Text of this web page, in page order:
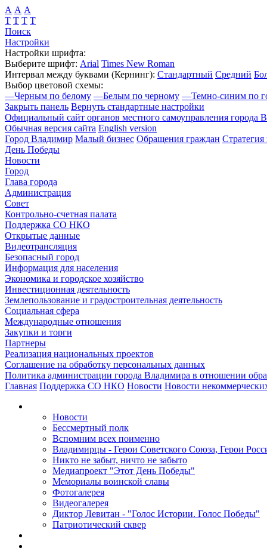
А А А
Т Т Т Т
Поиск
Настройки
Настройки шрифта:
Выберите шрифт: Arial Times New Roman
Интервал между буквами (Кернинг): Стандартный Средний
Выбор цветовой схемы:
—Черным по белому —Белым по черному —Темно-синим по
Закрыть панель Вернуть стандартные настройки
Официальный сайт органов местного самоуправления города
Обычная версия сайта English version
Город Владимир Малый бизнес Обращения граждан Стратегия
День Победы
Новости
Город
Глава города
Администрация
Совет
Контрольно-счетная палата
Поддержка СО НКО
Открытые данные
Видеотрансляция
Безопасный город
Информация для населения
Экономика и городское хозяйство
Инвестиционная деятельность
Землепользование и градостроительная деятельность
Социальная сфера
Международные отношения
Закупки и торги
Партнеры
Реализация национальных проектов
Соглашение на обработку персональных данных
Политика администрации города Владимира в отношении
Главная Поддержка СО НКО Новости Новости
Новости
Бессмертный полк
Вспомним всех поименно
Владимирцы - Герои Советского Союза, Герои
Никто не забыт, ничто не забыто
Медиапроект "Этот День Победы"
Мемориалы воинской славы
Фотогалерея
Видеогалерея
Диктор Левитан - "Голос Истории. Голос Победы"
Патриотический сквер